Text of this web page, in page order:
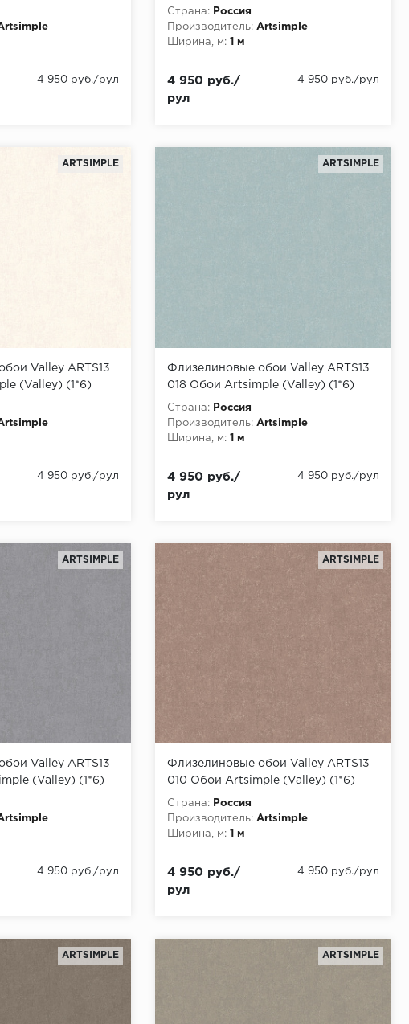
4 950 руб./рул
10,05x1,00 флизелин
Страна:
Россия
Производитель: Artsimple
Ширина, м:
1 м
4 950 руб./
рул
4 950 руб./рул
ARTSIMPLE
Valley ARTS13
(Valley) (1*6)
4 950 руб./рул
ARTSIMPLE
Флизелиновые обои Valley ARTS13
018 Обои Artsimple (Valley) (1*6)
10,05x1,00 флизелин
Страна:
Россия
Производитель: Artsimple
Ширина, м: 1 м
4 950 руб./
рул
4 950 руб./рул
ARTSIMPLE
Valley ARTS13
(Valley) (1*6)
4 950 руб./рул
ARTSIMPLE
Флизелиновые обои Valley ARTS13
010 Обои Artsimple (Valley) (1*6)
10,05x1,00 флизелин
Страна:
Россия
Производитель: Artsimple
Ширина, м: 1 м
4 950 руб./
рул
4 950 руб./рул
ARTSIMPLE ARTSIMPLE